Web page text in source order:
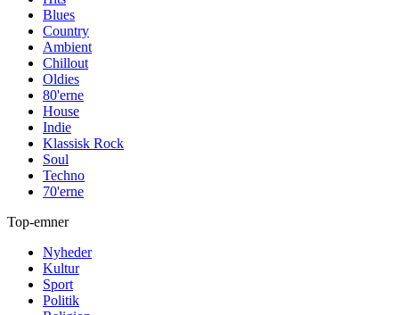
Blues
Country
Ambient
Chillout
Oldies
80'erne
House
Indie
Klassisk Rock
Soul
Techno
70'erne
Top-emner
Nyheder
Kultur
Sport
Politik